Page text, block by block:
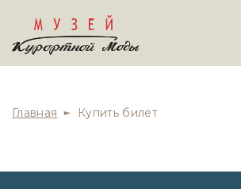
Главная Купить билет